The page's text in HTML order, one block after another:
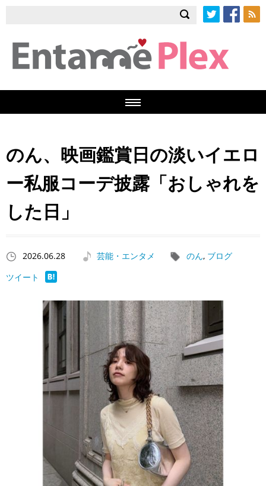
のん、映画鑑賞日の淡いイエロ
ー私服コーデ披露「おしゃれを
した日」
2026.06.28 芸能・エンタメ のん, ブログ
ツイート